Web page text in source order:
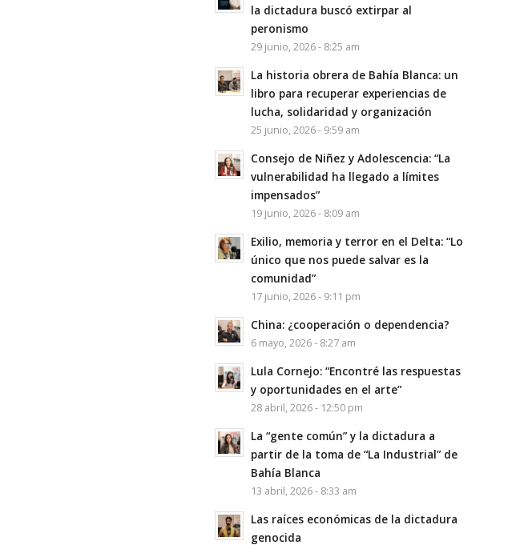
la dictadura buscó extirpar al
peronismo
29 junio, 2026 - 8:25 am
La historia obrera de Bahía Blanca: un
libro para recuperar experiencias de
lucha, solidaridad y organización
25 junio, 2026 - 9:59 am
Consejo de Niñez y Adolescencia: “La
vulnerabilidad ha llegado a límites
impensados”
19 junio, 2026 - 8:09 am
Exilio, memoria y terror en el Delta: “Lo
único que nos puede salvar es la
comunidad”
17 junio, 2026 - 9:11 pm
China: ¿cooperación o dependencia?
6 mayo, 2026 - 8:27 am
Lula Cornejo: “Encontré las respuestas
y oportunidades en el arte”
28 abril, 2026 - 12:50 pm
La “gente común” y la dictadura a
partir de la toma de “La Industrial” de
Bahía Blanca
13 abril, 2026 - 8:33 am
Las raíces económicas de la dictadura
genocida